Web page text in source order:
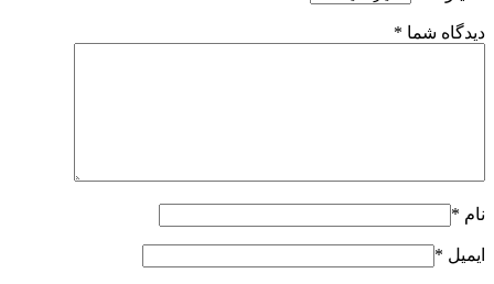
دیدگاه شما *
نام *
ایمیل *